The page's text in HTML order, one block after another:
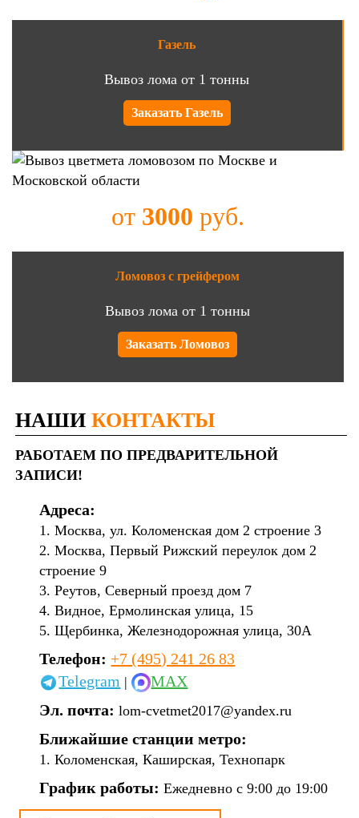
Газель
Вывоз лома от 1 тонны
Заказать Газель
от 3000 руб.
Ломовоз с грейфером
Вывоз лома от 1 тонны
Заказать Ломовоз
НАШИКОНТАКТЫ
РАБОТАЕМ ПО ПРЕДВАРИТЕЛЬНОЙ
ЗАПИСИ!
Адреса:
1. Москва, ул. Коломенская дом 2 строение 3
2. Москва, Первый Рижский переулок дом 2
строение 9
3. Реутов, Северный проезд дом 7
4. Видное, Ермолинская улица, 15
5. Щербинка, Железнодорожная улица, 30А
Телефон: +7 (495) 241 26 83
Telegram |
MAX
Эл. почта: lom-cvetmet2017@yandex.ru
Ближайшие станции метро:
1. Коломенская, Каширская, Технопарк
График работы: Ежедневно с 9:00 до 19:00